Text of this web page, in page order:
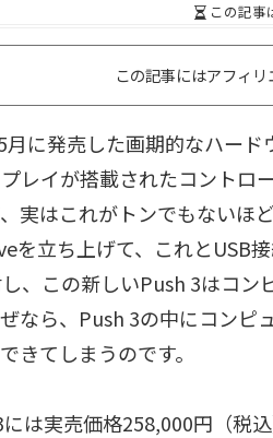
この記事
この記事にはアフィ
月に発売した画期的なハード
レイが搭載されたコントロ
実はこれがトンでもないほ
を立ち上げて、これとUSB
、この新しいPush 3はコン
なら、Push 3の中にコン
きてしまうのです。
は実売価格258,000円（税